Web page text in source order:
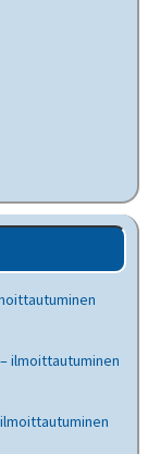
ilmoittautuminen